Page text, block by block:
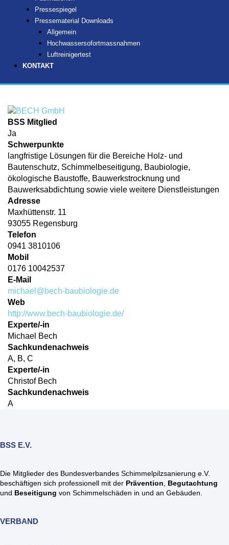
Pressespiegel
Pressematerial Downloads
Allgemein
Hochwassersofortmassnahmen
Luftreinigertest
KONTAKT
BSS Mitglied
Ja
Schwerpunkte
langfristige Lösungen für die Bereiche Holz- und
Bautenschutz, Schimmelbeseitigung, Baubiologie,
ökologische Baustoffe, Bauwerkstrocknung und
Bauwerksabdichtung sowie viele weitere Dienstleistungen
Adresse
Maxhüttenstr. 11
93055 Regensburg
Telefon
0941 3810106
Mobil
0176 10042537
E-Mail
michael@bech-baubiologie.de
Web
http://www.bech-baubiologie.de/
Experte/-in
Michael Bech
Sachkundenachweis
A, B, C
Experte/-in
Christof Bech
Sachkundenachweis
A
BSS E.V.
Die Mitglieder des Bundesverbandes Schimmelpilzsanierung e.V.
beschäftigen sich professionell mit der Prävention, Begutachtung
und Beseitigung von Schimmelschäden in und an Gebäuden.
VERBAND